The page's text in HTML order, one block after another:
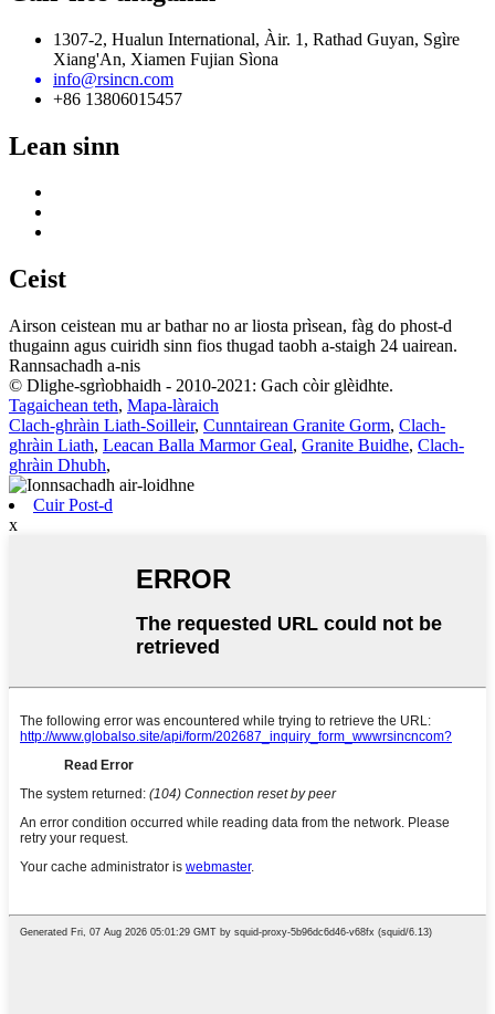
1307-2, Hualun International, Àir. 1, Rathad Guyan, Sgìre
Xiang'An, Xiamen Fujian Sìona
info@rsincn.com
+86 13806015457
Lean sinn
Ceist
Airson ceistean mu ar bathar no ar liosta prìsean, fàg do phost-d
thugainn agus cuiridh sinn fios thugad taobh a-staigh 24 uairean.
Rannsachadh a-nis
© Dlighe-sgrìobhaidh - 2010-2021: Gach còir glèidhte.
Tagaichean teth, Mapa-làraich
Clach-ghràin Liath-Soilleir, Cunntairean Granite Gorm, Clach-
ghràin Liath, Leacan Balla Marmor Geal, Granite Buidhe, Clach-
ghràin Dhubh,
Cuir Post-d
x